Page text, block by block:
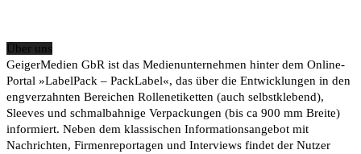
Über uns
GeigerMedien GbR ist das Medienunternehmen hinter dem Online-
Portal »LabelPack – PackLabel«, das über die Entwicklungen in den
engverzahnten Bereichen Rollenetiketten (auch selbstklebend),
Sleeves und schmalbahnige Verpackungen (bis ca 900 mm Breite)
informiert. Neben dem klassischen Informationsangebot mit
Nachrichten, Firmenreportagen und Interviews findet der Nutzer